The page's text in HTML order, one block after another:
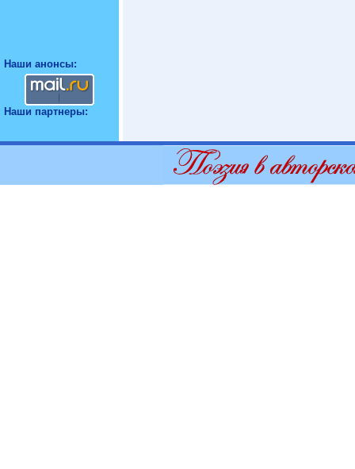
Наши анонсы:
Наши партнеры: